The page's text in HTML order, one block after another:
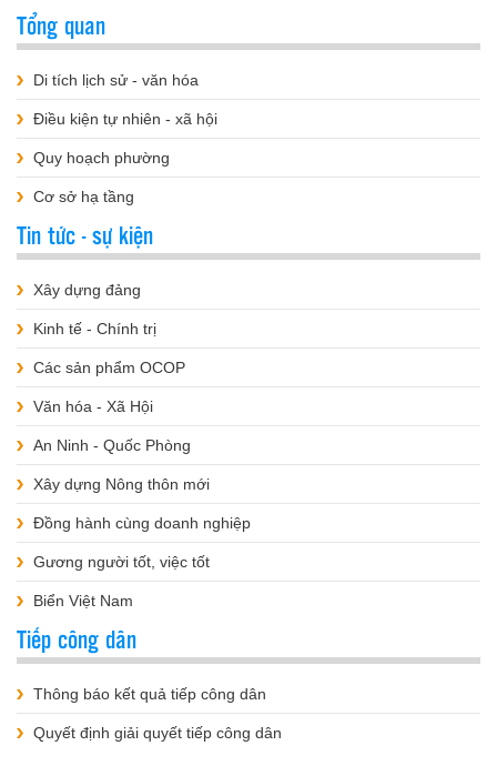
Tổng quan
Di tích lịch sử - văn hóa
Điều kiện tự nhiên - xã hội
Quy hoạch phường
Cơ sở hạ tầng
Tin tức - sự kiện
Xây dựng đảng
Kinh tế - Chính trị
Các sản phẩm OCOP
Văn hóa - Xã Hội
An Ninh - Quốc Phòng
Xây dựng Nông thôn mới
Đồng hành cùng doanh nghiệp
Gương người tốt, việc tốt
Biển Việt Nam
Tiếp công dân
Thông báo kết quả tiếp công dân
Quyết định giải quyết tiếp công dân